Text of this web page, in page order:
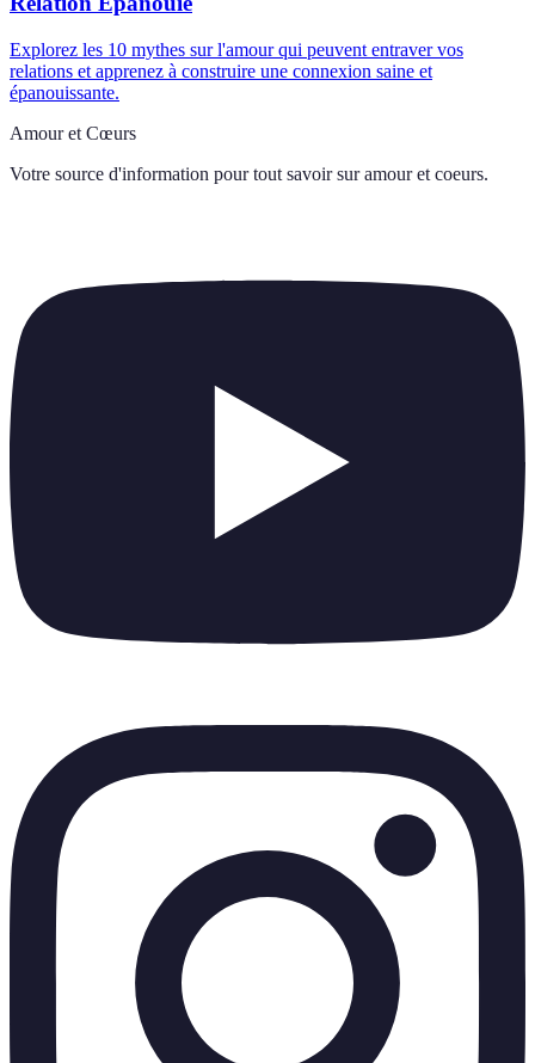
Explorez les 10 mythes sur l'amour qui peuvent entraver vos
relations et apprenez à construire une connexion saine et
épanouissante.
Amour et Cœurs
Votre source d'information pour tout savoir sur amour et coeurs.